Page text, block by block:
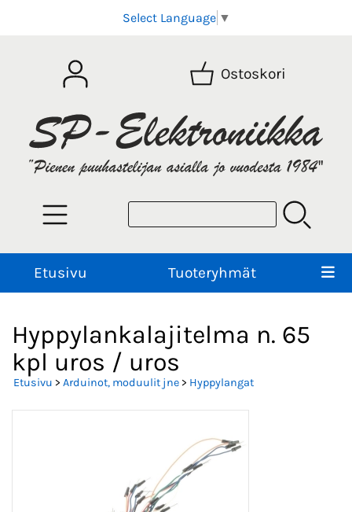
Select Language ▼
Ostoskori
Etusivu Tuoteryhmät
Hyppylankalajitelma n. 65
kpl uros / uros
Etusivu > Arduinot, moduulit jne> Hyppylangat